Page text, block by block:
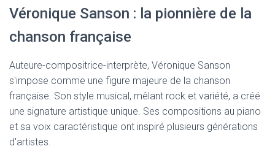
Véronique Sanson : la pionnière de la
chanson française
Auteure-compositrice-interprète, Véronique Sanson
s'impose comme une figure majeure de la chanson
française. Son style musical, mêlant rock et variété, a créé
une signature artistique unique. Ses compositions au piano
et sa voix caractéristique ont inspiré plusieurs générations
d'artistes.